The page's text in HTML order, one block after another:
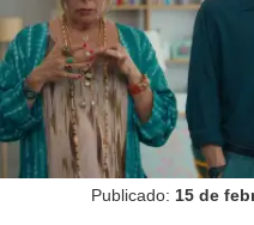
Victoria Esquilas
Publicado: 15 de